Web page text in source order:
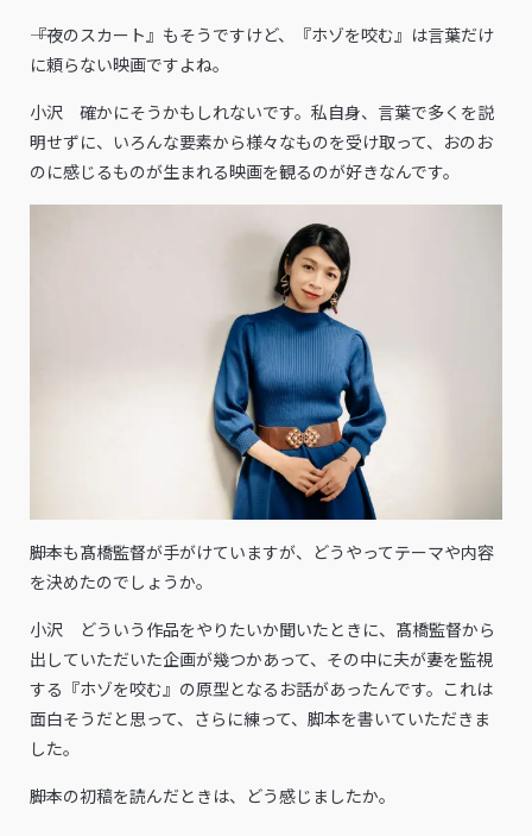
――『夜のスカート』もそうですけど、『ホゾを咬む』は言葉だけ
に頼らない映画ですよね。
小沢 確かにそうかもしれないです。私自身、言葉で多くを説
明せずに、いろんな要素から様々なものを受け取って、おのお
のに感じるものが生まれる映画を観るのが好きなんです。
――脚本も髙橋監督が手がけていますが、どうやってテーマや内容
を決めたのでしょうか。
小沢 どういう作品をやりたいか聞いたときに、髙橋監督から
出していただいた企画が幾つかあって、その中に夫が妻を監視
する『ホゾを咬む』の原型となるお話があったんです。これは
面白そうだと思って、さらに練って、脚本を書いていただきま
した。
――脚本の初稿を読んだときは、どう感じましたか。